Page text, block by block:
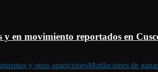
y en movimiento reportados en
y otras aparicionesMutilaciones de